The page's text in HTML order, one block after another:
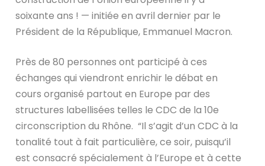
soixante ans ! — initiée en avril dernier par le
Président de la République, Emmanuel Macron.
Près de 80 personnes ont participé à ces
échanges qui viendront enrichir le débat en
cours organisé partout en Europe par des
structures labellisées telles le CDC de la 10e
circonscription du Rhône. “Il s’agit d’un CDC à la
tonalité tout à fait particulière, ce soir, puisqu’il
est consacré spécialement à l’Europe et à cette